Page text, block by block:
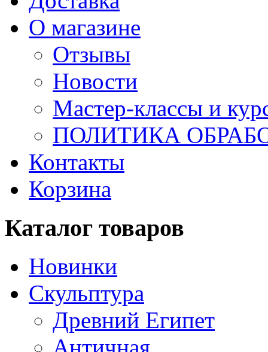
О магазине
Отзывы
Новости
Мастер-классы и
ПОЛИТИКА
Контакты
Корзина
Каталог товаров
Новинки
Скульптура
Древний Египет